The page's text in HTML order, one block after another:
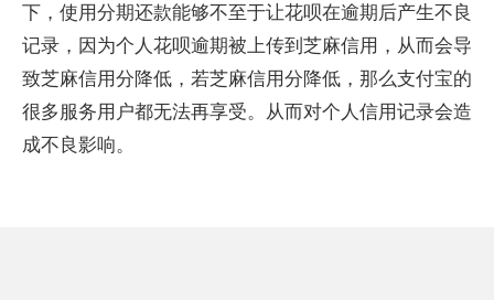
下，使用分期还款能够不至于让花呗在逾期后产生不良
记录，因为个人花呗逾期被上传到芝麻信用，从而会导
致芝麻信用分降低，若芝麻信用分降低，那么支付宝的
很多服务用户都无法再享受。从而对个人信用记录会造
成不良影响。